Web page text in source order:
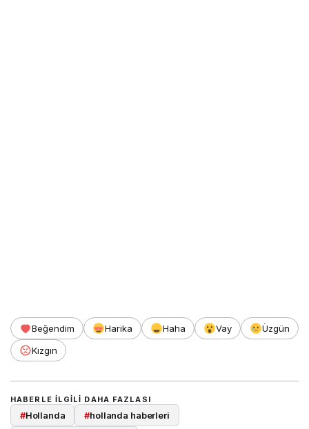
Beğendim Harika Haha Vay
Üzgün
Kızgın
HABERLE ILGILI DAHA FAZLASI
#Hollanda #hollanda haberleri